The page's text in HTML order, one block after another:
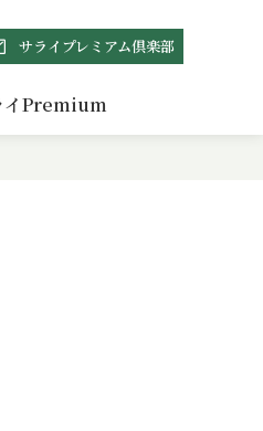
サライプレミアム倶楽部
イPremium